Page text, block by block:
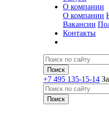
О компании
О компании
Вакансии
Контакты
+7 495 135-15-14